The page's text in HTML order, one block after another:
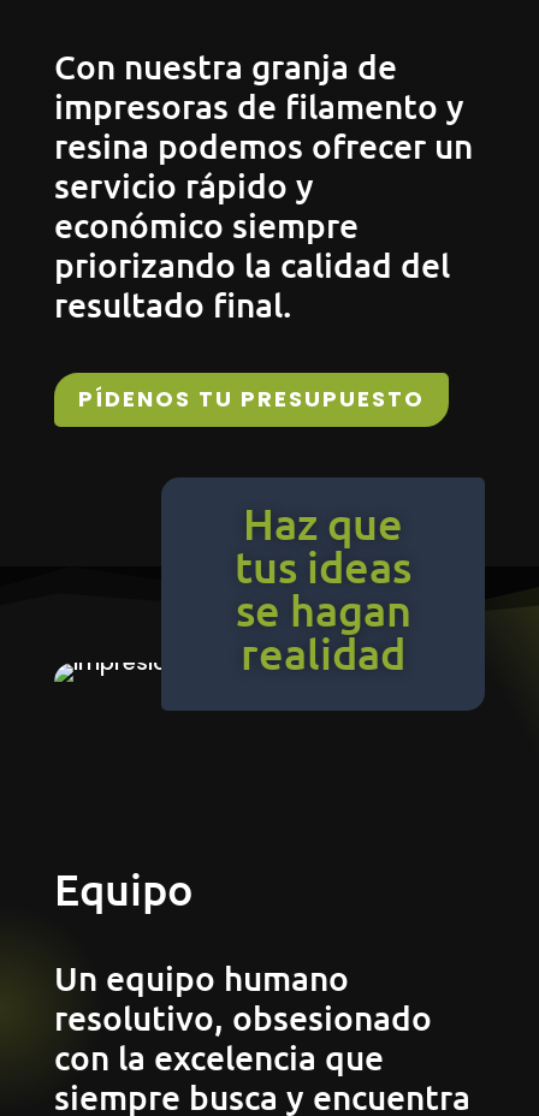
Con nuestra granja de
impresoras de filamento y
resina podemos ofrecer un
servicio rápido y
económico siempre
priorizando la calidad del
resultado final.
PÍDENOS TU PRESUPUESTO
Haz que
tus ideas
se hagan
realidad
Equipo
Un equipo humano
resolutivo, obsesionado
con la excelencia que
siempre busca y encuentra